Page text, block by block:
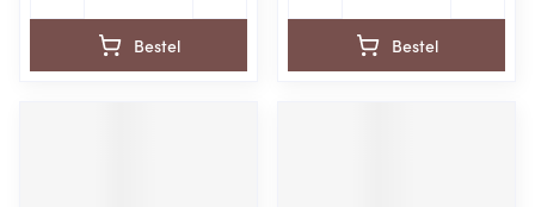
Bestel Bestel